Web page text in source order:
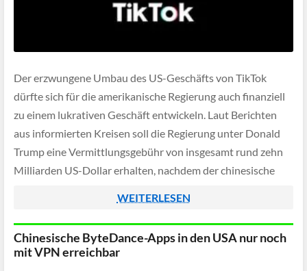
Der erzwungene Umbau des US-Geschäfts von TikTok
dürfte sich für die amerikanische Regierung auch finanziell
zu einem lukrativen Geschäft entwickeln. Laut Berichten
aus informierten Kreisen soll die Regierung unter Donald
Trump eine Vermittlungsgebühr von insgesamt rund zehn
Milliarden US-Dollar erhalten, nachdem der chinesische
US-Geschäfts abzugeben. Investoren der Plattform,
darunter […]
WEITERLESEN
Chinesische ByteDance-Apps in den USA nur noch
mit VPN erreichbar